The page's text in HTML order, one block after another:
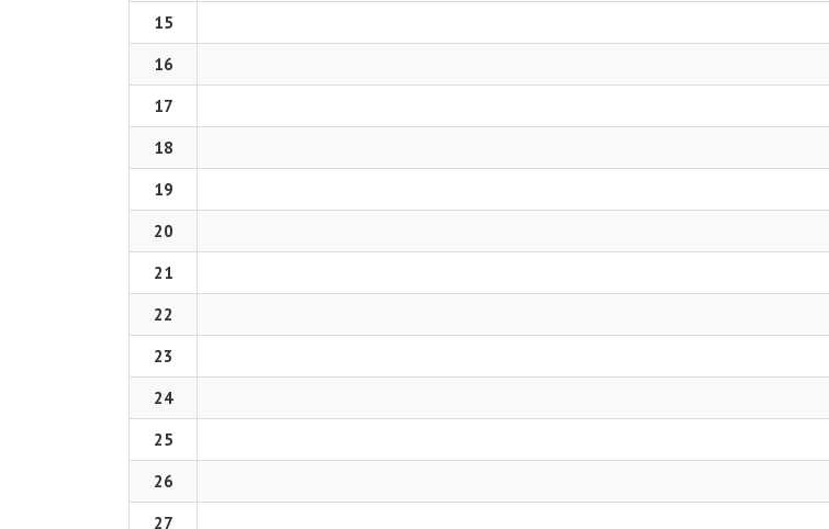
15
16
17
18
19
20
21
22
23
24
25
26
27